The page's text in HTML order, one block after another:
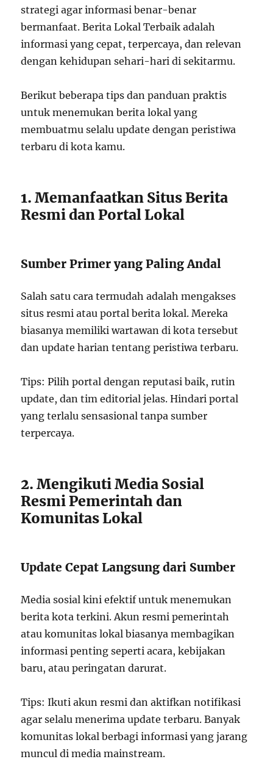
strategi agar informasi benar-benar
bermanfaat. Berita Lokal Terbaik adalah
informasi yang cepat, terpercaya, dan relevan
dengan kehidupan sehari-hari di sekitarmu.
Berikut beberapa tips dan panduan praktis
untuk menemukan berita lokal yang
membuatmu selalu update dengan peristiwa
terbaru di kota kamu.
1. Memanfaatkan Situs Berita
Resmi dan Portal Lokal
Sumber Primer yang Paling Andal
Salah satu cara termudah adalah mengakses
situs resmi atau portal berita lokal. Mereka
biasanya memiliki wartawan di kota tersebut
dan update harian tentang peristiwa terbaru.
Tips: Pilih portal dengan reputasi baik, rutin
update, dan tim editorial jelas. Hindari portal
yang terlalu sensasional tanpa sumber
terpercaya.
2. Mengikuti Media Sosial
Resmi Pemerintah dan
Komunitas Lokal
Update Cepat Langsung dari Sumber
Media sosial kini efektif untuk menemukan
berita kota terkini. Akun resmi pemerintah
atau komunitas lokal biasanya membagikan
informasi penting seperti acara, kebijakan
baru, atau peringatan darurat.
Tips: Ikuti akun resmi dan aktifkan notifikasi
agar selalu menerima update terbaru. Banyak
komunitas lokal berbagi informasi yang jarang
muncul di media mainstream.